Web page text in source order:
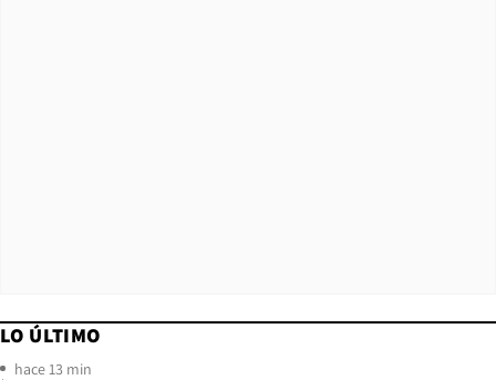
LO ÚLTIMO
hace 13 min